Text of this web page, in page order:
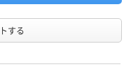
する